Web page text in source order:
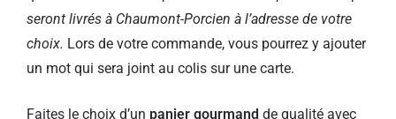
seront livrés à Chaumont-Porcien à l’adresse de votre
choix. Lors de votre commande, vous pourrez y ajouter
un mot qui sera joint au colis sur une carte.
Faites le choix d’un panier gourmand de qualité avec